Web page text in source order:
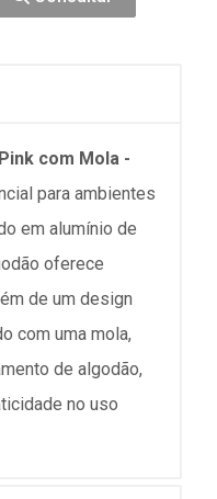
com Mola -
para ambientes
em alumínio de
oferece
de um design
com uma mola,
de algodão,
no uso